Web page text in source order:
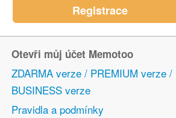
Registrace
Otevři můj účet Memotoo
ZDARMA verze / PREMIUM verze /
BUSINESS verze
Pravidla a podmínky